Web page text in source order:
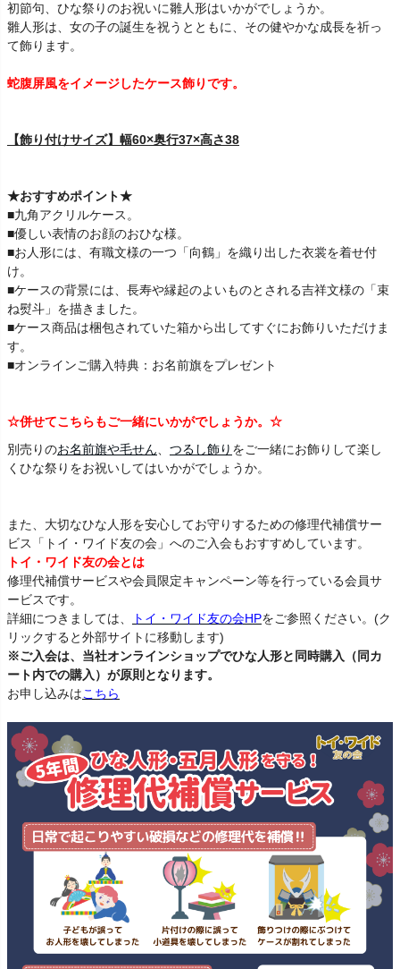
初節句、ひな祭りのお祝いに雛人形はいかがでしょうか。
雛人形は、女の子の誕生を祝うとともに、その健やかな成長を祈っ
て飾ります。
蛇腹屏風をイメージしたケース飾りです。
【飾り付けサイズ】幅60×奥行37×高さ38
★おすすめポイント★
■九角アクリルケース。
■優しい表情のお顔のおひな様。
■お人形には、有職文様の一つ「向鶴」を織り出した衣裳を着せ付
け。
■ケースの背景には、長寿や縁起のよいものとされる吉祥文様の「束
ね熨斗」を描きました。
■ケース商品は梱包されていた箱から出してすぐにお飾りいただけま
す。
■オンラインご購入特典：お名前旗をプレゼント
☆併せてこちらもご一緒にいかがでしょうか。☆
別売りのお名前旗や毛せん つるし飾り をご一緒にお飾りして楽し
くひな祭りをお祝いしてはいかがでしょうか。
また、大切なひな人形を安心してお守りするための修理代補償サー
ビス「トイ・ワイド友の会」へのご入会もおすすめしています。
トイ・ワイド友の会とは
修理代補償サービスや会員限定キャンペーン等を行っている会員サ
ービスです。
詳細につきましては、
トイ・ワイド友の会HPをご参照ください。(ク
リックすると外部サイトに移動します)
※ご入会は、当社オンラインショップでひな人形と同時購入（同カ
ート内での購入）が原則となります。
お申し込みはこちら